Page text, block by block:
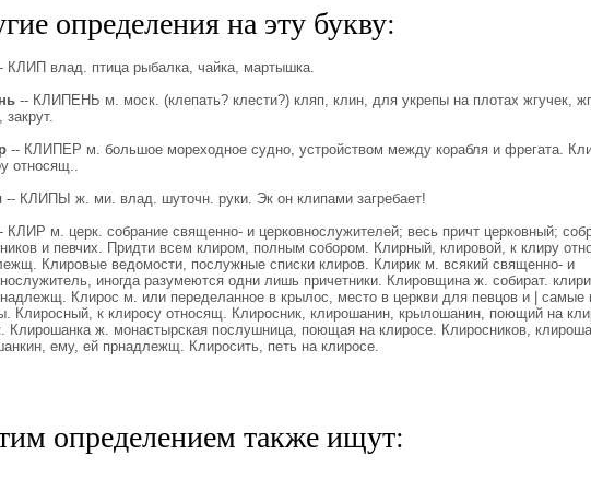
определения на эту букву:
КЛИП влад. птица рыбалка, чайка, мартышка.
-- КЛИПЕНЬ м. моск. (клепать? клести?) кляп, клин, для укрепы на плотах жгучек,
закрут.
-- КЛИПЕР м. большое мореходное судно, устройством между корабля и фрегата.
относящ..
-- КЛИПЫ ж. ми. влад. шуточн. руки. Эк он клипами загребает!
КЛИР м. церк. собрание священно- и церковнослужителей; весь причт церковный;
и певчих. Придти всем клиром, полным собором. Клирный, клировой, к клиру
Клировые ведомости, послужные списки клиров. Клирик м. всякий священно- и
иногда разумеются одни лишь причетники. Клировщина ж. собират.
Клирос м. или переделанное в крылос, место в церкви для певцов и | самые
Клиросный, к клиросу относящ. Клиросник, клирошанин, крылошанин, поющий на
Клирошанка ж. монастырская послушница, поющая на клиросе. Клиросников,
ему, ей прнадлежщ. Клиросить, петь на клиросе.
определением также ищут: